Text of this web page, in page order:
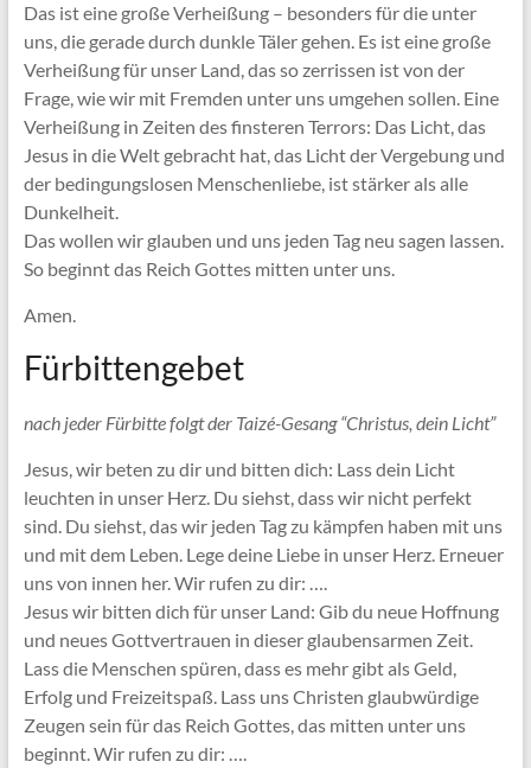
Das ist eine große Verheißung – besonders für die unter
uns, die gerade durch dunkle Täler gehen. Es ist eine große
Verheißung für unser Land, das so zerrissen ist von der
Frage, wie wir mit Fremden unter uns umgehen sollen. Eine
Verheißung in Zeiten des finsteren Terrors: Das Licht, das
Jesus in die Welt gebracht hat, das Licht der Vergebung und
der bedingungslosen Menschenliebe, ist stärker als alle
Dunkelheit.
Das wollen wir glauben und uns jeden Tag neu sagen lassen.
So beginnt das Reich Gottes mitten unter uns.
Amen.
Fürbittengebet
nach jeder Fürbitte folgt der Taizé-Gesang “Christus, dein Licht”
Jesus, wir beten zu dir und bitten dich: Lass dein Licht
leuchten in unser Herz. Du siehst, dass wir nicht perfekt
sind. Du siehst, das wir jeden Tag zu kämpfen haben mit uns
und mit dem Leben. Lege deine Liebe in unser Herz. Erneuer
uns von innen her. Wir rufen zu dir: ….
Jesus wir bitten dich für unser Land: Gib du neue Hoffnung
und neues Gottvertrauen in dieser glaubensarmen Zeit.
Lass die Menschen spüren, dass es mehr gibt als Geld,
Erfolg und Freizeitspaß. Lass uns Christen glaubwürdige
Zeugen sein für das Reich Gottes, das mitten unter uns
beginnt. Wir rufen zu dir: ….